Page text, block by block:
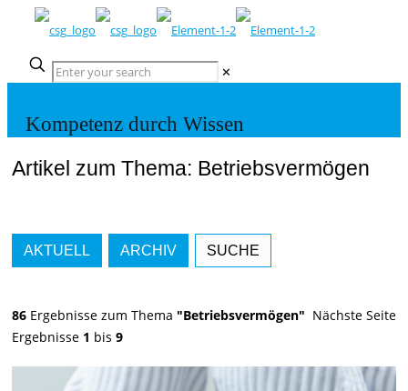
✕
Kompetenz durch Wissen
Artikel zum Thema: Betriebsvermögen
AKTUELL ARCHIV SUCHE
86 Ergebnisse zum Thema "Betriebsvermögen"
Ergebnisse 1 bis 9
Nächste Seite